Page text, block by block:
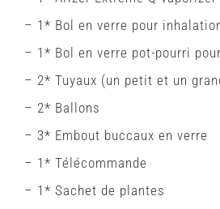
– 1* Bol en verre pour
– 1* Bol en verre pot-pourri
– 2* Tuyaux (un petit et un
– 2* Ballons
– 3* Embout buccaux en verre
– 1* Télécommande
– 1* Sachet de plantes